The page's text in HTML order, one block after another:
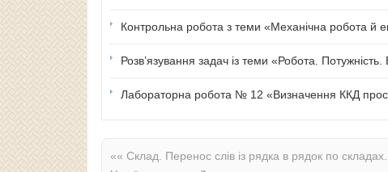
Контрольна робота з теми «Механічна робота й
Розв’язування задач із теми «Робота.
Лабораторна робота № 12 «Визначення ККД
«« Склад. Перенос слів із рядка в рядок по складах.